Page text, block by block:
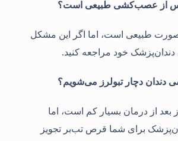
از عصب‌کشی طبیعی است؟
ورم صورت طبیعی است، اما اگر این مشکل
دندان‌پزشک خود مراجعه کنید.
دندان دچار تبولرز می‌شویم؟
بعد از درمان بسیار کم است، اما
برای شما قرص تب‌بر تجویز